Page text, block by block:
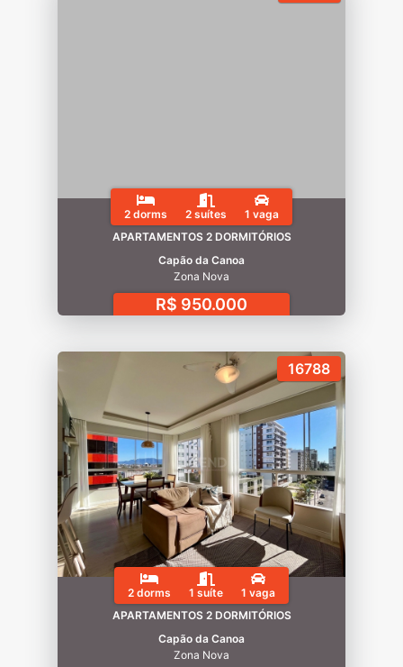
2 dorms 2 suítes
1 vaga
APARTAMENTOS 2 DORMITÓRIOS
Capão da Canoa
Zona Nova
R$ 950.000
16788
2 dorms 1 suíte
1 vaga
APARTAMENTOS 2 DORMITÓRIOS
Capão da Canoa
Zona Nova